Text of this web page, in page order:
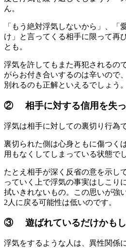
ん。
「もう絶対浮気しないから」、「
け」と言ってくる相手に限って再
とも。
浮気を許してもまた再犯されるの
がらお付き合いするのは辛いので
別れるのも正解といえるでしょう。
② 相手に対する信用を失っ
浮気は相手に対しての裏切り行為
裏切られた側は心身ともに傷つく
用もなくしてしまっている状態で
たとえ相手が深く反省の意を示し
っていく上で浮気の事実はしこり
拭いきれないもの。この思いが強
2人に戻る可能性は低いのです。
③ 遊ばれているだけかもし
浮気をするような人は、異性関係